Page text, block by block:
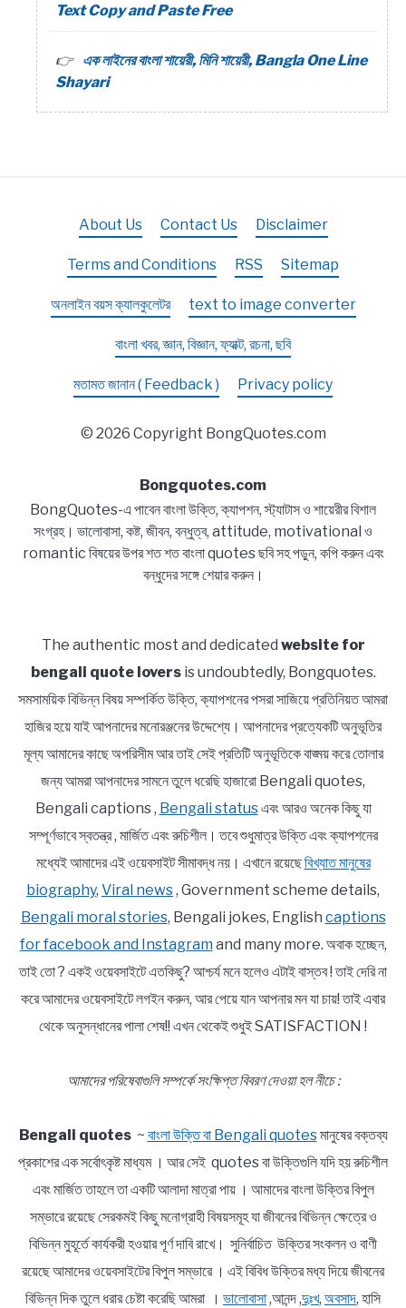
Text Copy and Paste Free
এক লাইনের বাংলা শায়েরী, মিনি শায়েরী, Bangla One Line
Shayari
About Us Contact Us Disclaimer
Terms and Conditions RSS Sitemap
অনলাইন বয়স ক্যালকুলেটর text to image converter
বাংলা খবর, জ্ঞান, বিজ্ঞান, ফ্যাক্ট, রচনা, ছবি
মতামত জানান ( Feedback ) Privacy policy
© 2026 Copyright BongQuotes.com
Bongquotes.com
BongQuotes-এ পাবেন বাংলা উক্তি, ক্যাপশন, স্ট্যাটাস ও শায়েরীর বিশাল
সংগ্রহ। ভালোবাসা, কষ্ট, জীবন, বন্ধুত্ব, attitude, motivational ও
romantic বিষয়ের উপর শত শত বাংলা quotes ছবি সহ পড়ুন, কপি করুন এবং
বন্ধুদের সঙ্গে শেয়ার করুন।
The authentic most and dedicated website for
bengali quote loversis undoubtedly, Bongquotes.
সমসাময়িক বিভিন্ন বিষয় সম্পর্কিত উক্তি, ক্যাপশনের পসরা সাজিয়ে প্রতিনিয়ত আমরা
হাজির হয়ে যাই আপনাদের মনোরঞ্জনের উদ্দেশ্যে। আপনাদের প্রত্যেকটি অনুভূতির
মূল্য আমাদের কাছে অপরিসীম আর তাই সেই প্রতিটি অনুভূতিকে বাঙ্ময় করে তোলার
জন্য আমরা আপনাদের সামনে তুলে ধরেছি হাজারো Bengali quotes,
Bengali captions , Bengali statusএবং আরও অনেক কিছু যা
সম্পূর্ণভাবে স্বতন্ত্র , মার্জিত এবং রুচিশীল। তবে শুধুমাত্র উক্তি এবং ক্যাপশনের
মধ্যেই আমাদের এই ওয়েবসাইট সীমাবদ্ধ নয়। এখানে রয়েছেবিখ্যাত মানুষের
biography, Viral news, Government scheme details,
Bengali moral stories, Bengali jokes, English captions
for facebook and Instagram and many more. অবাক হচ্ছেন,
তাই তো ? একই ওয়েবসাইটে এতকিছু? আশ্চর্য মনে হলেও এটাই বাস্তব ! তাই দেরি না
করে আমাদের ওয়েবসাইটে লগইন করুন, আর পেয়ে যান আপনার মন যা চায়! তাই এবার
থেকে অনুসন্ধানের পালা শেষ!! এখন থেকেই শুধুই SATISFACTION !
আমাদের পরিষেবাগুলি সম্পর্কে সংক্ষিপ্ত বিবরণ দেওয়া হল নীচে :
Bengali quotes~ বাংলা উক্তি বা Bengali quotesমানুষের বক্তব্য
প্রকাশের এক সর্বোৎকৃষ্ট মাধ্যম । আর সেই quotes বা উক্তিগুলি যদি হয় রুচিশীল
এবং মার্জিত তাহলে তা একটি আলাদা মাত্রা পায় । আমাদের বাংলা উক্তির বিপুল
সম্ভারে রয়েছে সেরকমই কিছু মনোগ্রাহী বিষয়সমূহ যা জীবনের বিভিন্ন ক্ষেত্রে ও
বিভিন্ন মুহূর্তে কার্যকরী হওয়ার পূর্ণ দাবি রাখে। সুনির্বাচিত উক্তির সংকলন ও বাণী
রয়েছে আমাদের ওয়েবসাইটের বিপুল সম্ভারে । এই বিবিধ উক্তির মধ্য দিয়ে জীবনের
বিভিন্ন দিক তুলে ধরার চেষ্টা করেছি আমরা । ভালোবাসা,আনন্দ ,দুঃখ, অবসাদ, হাসি